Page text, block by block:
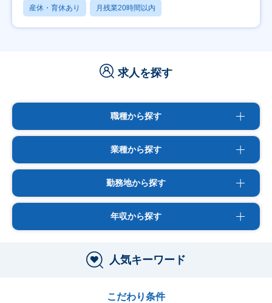
産休・育休あり 月残業20時間以内
求人を探す
職種から探す
業種から探す
勤務地から探す
年収から探す
人気キーワード
こだわり条件